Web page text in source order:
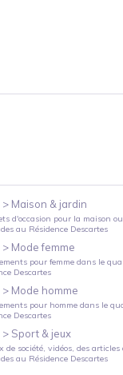
> Maison & jardin
d'occasion pour la maison
au Résidence Descartes
> Mode femme
pour femme dans le
Descartes
> Mode homme
pour homme dans le
Descartes
> Sport & jeux
de société, vidéos, des articles
au Résidence Descartes